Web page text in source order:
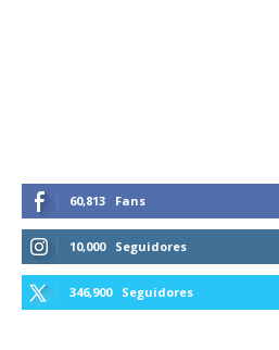
60,813 Fans
10,000 Seguidores
346,900 Seguidores